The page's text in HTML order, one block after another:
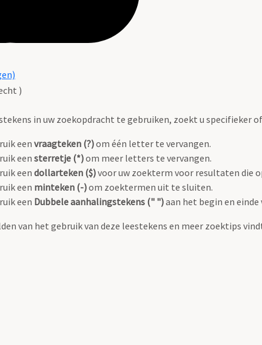
)
in uw zoekopdracht te gebruiken, zoekt u specifieker
eenvraagteken (?)om één letter te vervangen.
eensterretje (*)om meer letters te vervangen.
eendollarteken ($)voor uw zoekterm voor resultaten die
een minteken (-)om zoektermen uit te sluiten.
een Dubbele aanhalingstekens (" ")aan het begin en
van het gebruik van deze leestekens en meer zoektips